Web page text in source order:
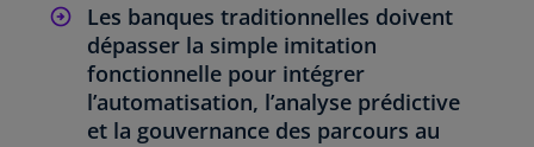
Les banques traditionnelles doivent
dépasser la simple imitation
fonctionnelle pour intégrer
l’automatisation, l’analyse prédictive
et la gouvernance des parcours au